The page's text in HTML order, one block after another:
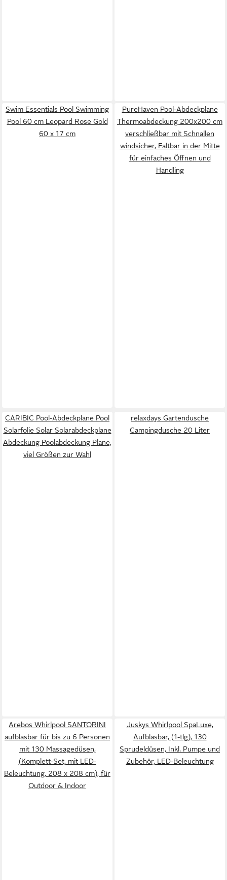
Swim Essentials Pool Swimming
Pool 60 cm Leopard Rose Gold
60 x 17 cm
PureHaven Pool-Abdeckplane
Thermoabdeckung 200x200 cm
verschließbar mit Schnallen
windsicher, Faltbar in der Mitte
für einfaches Öffnen und
Handling
CARIBIC Pool-Abdeckplane Pool
Solarfolie Solar Solarabdeckplane
Abdeckung Poolabdeckung Plane,
viel Größen zur Wahl
relaxdays Gartendusche
Campingdusche 20 Liter
Arebos Whirlpool SANTORINI
aufblasbar für bis zu 6 Personen
mit 130 Massagedüsen,
(Komplett-Set, mit LED-
Beleuchtung, 208 x 208 cm), für
Outdoor & Indoor
Juskys Whirlpool SpaLuxe,
Aufblasbar, (1-tlg), 130
Sprudeldüsen, Inkl. Pumpe und
Zubehör, LED-Beleuchtung